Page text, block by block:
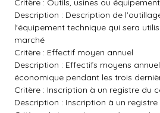
Critère : Outils, usines ou
Description : Description de
l'équipement technique qui sera
marché
Critère : Effectif moyen annuel
Description : Effectifs moyens
économique pendant les trois
Critère : Inscription à un registre du
Description : Inscription à un